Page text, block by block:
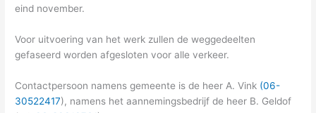
eind november.
Voor uitvoering van het werk zullen de weggedeelten
gefaseerd worden afgesloten voor alle verkeer.
Contactpersoon namens gemeente is de heer A. Vink (06-
30522417), namens het aannemingsbedrijf de heer B. Geldof